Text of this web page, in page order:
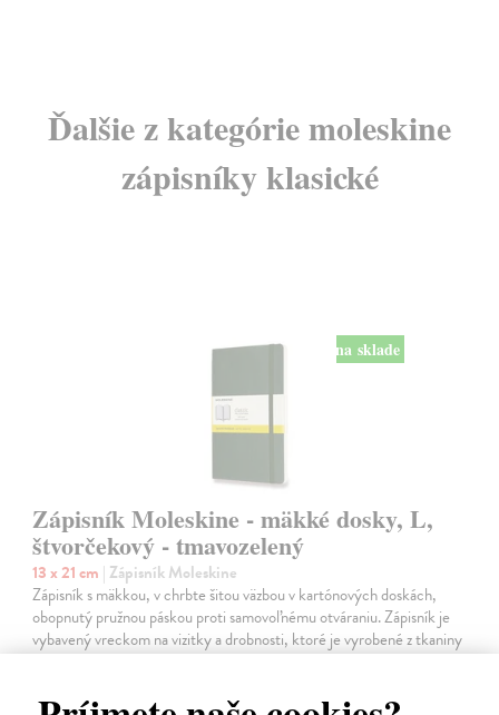
Ďalšie z kategórie moleskine
zápisníky klasické
na sklade
Zápisník Moleskine - mäkké dosky, L,
štvorčekový - tmavozelený
13 x 21 cm | Zápisník Moleskine
Zápisník s mäkkou, v chrbte šitou väzbou v kartónových doskách,
obopnutý pružnou páskou proti samovoľnému otváraniu. Zápisník je
vybavený vreckom na vizitky a drobnosti, ktoré je vyrobené z tkaniny
a kartónu,…